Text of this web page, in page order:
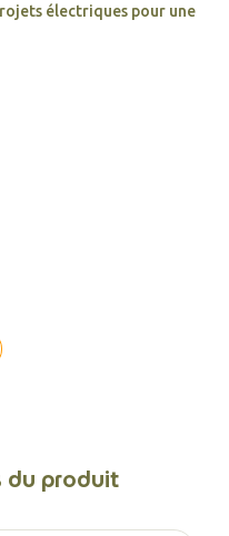
électriques pour une
du produit